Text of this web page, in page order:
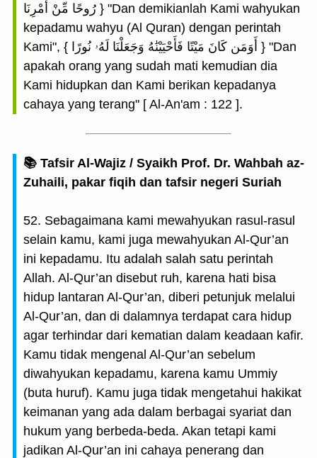
رُوحًا مِّنْ أَمْرِنَا } "Dan demikianlah Kami wahyukan
kepadamu wahyu (Al Quran) dengan perintah
Kami", { أَوَمَن كَانَ مَيْتًا فَأَحْيَيْنَٰهُ وَجَعَلْنَا لَهُۥ نُورًا } "Dan
apakah orang yang sudah mati kemudian dia
Kami hidupkan dan Kami berikan kepadanya
cahaya yang terang" [ Al-An'am : 122 ].
📚 Tafsir Al-Wajiz / Syaikh Prof. Dr. Wahbah az-
Zuhaili, pakar fiqih dan tafsir negeri Suriah
52. Sebagaimana kami mewahyukan rasul-rasul
selain kamu, kami juga mewahyukan Al-Qur’an
ini kepadamu. Itu adalah salah satu perintah
Allah. Al-Qur’an disebut ruh, karena hati bisa
hidup lantaran Al-Qur’an, diberi petunjuk melalui
Al-Qur’an, dan di dalamnya terdapat cara hidup
agar terhindar dari kematian dalam keadaan kafir.
Kamu tidak mengenal Al-Qur’an sebelum
diwahyukan kepadamu, karena kamu Ummiy
(buta huruf). Kamu juga tidak mengetahui hakikat
keimanan yang ada dalam berbagai syariat dan
hukum yang berbeda-beda. Akan tetapi kami
jadikan Al-Qur’an ini cahaya penerang dan